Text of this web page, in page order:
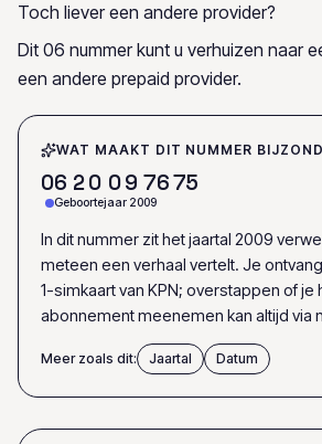
Toch liever een andere provider?
Dit 06 nummer kunt u verhuizen naar
een andere prepaid provider.
WAT MAAKT DIT NUMMER
06 20 09 7675
Geboortejaar 2009
In dit nummer zit het jaartal 2009
meteen een verhaal vertelt. Je
1-simkaart van KPN; overstappen of je
abonnement meenemen kan altijd via
Meer zoals dit: Jaartal Datum